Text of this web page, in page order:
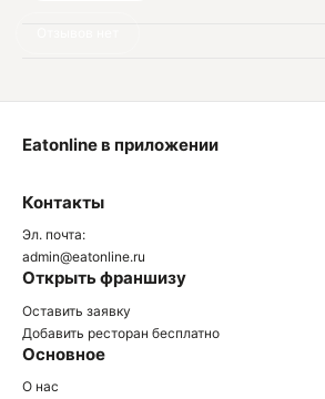
Войти
Контакты
Эл. почта:
admin@eatonline.ru
Открыть франшизу
Оставить заявку
Добавить ресторан бесплатно
Основное
О нас
Eatonline в приложении